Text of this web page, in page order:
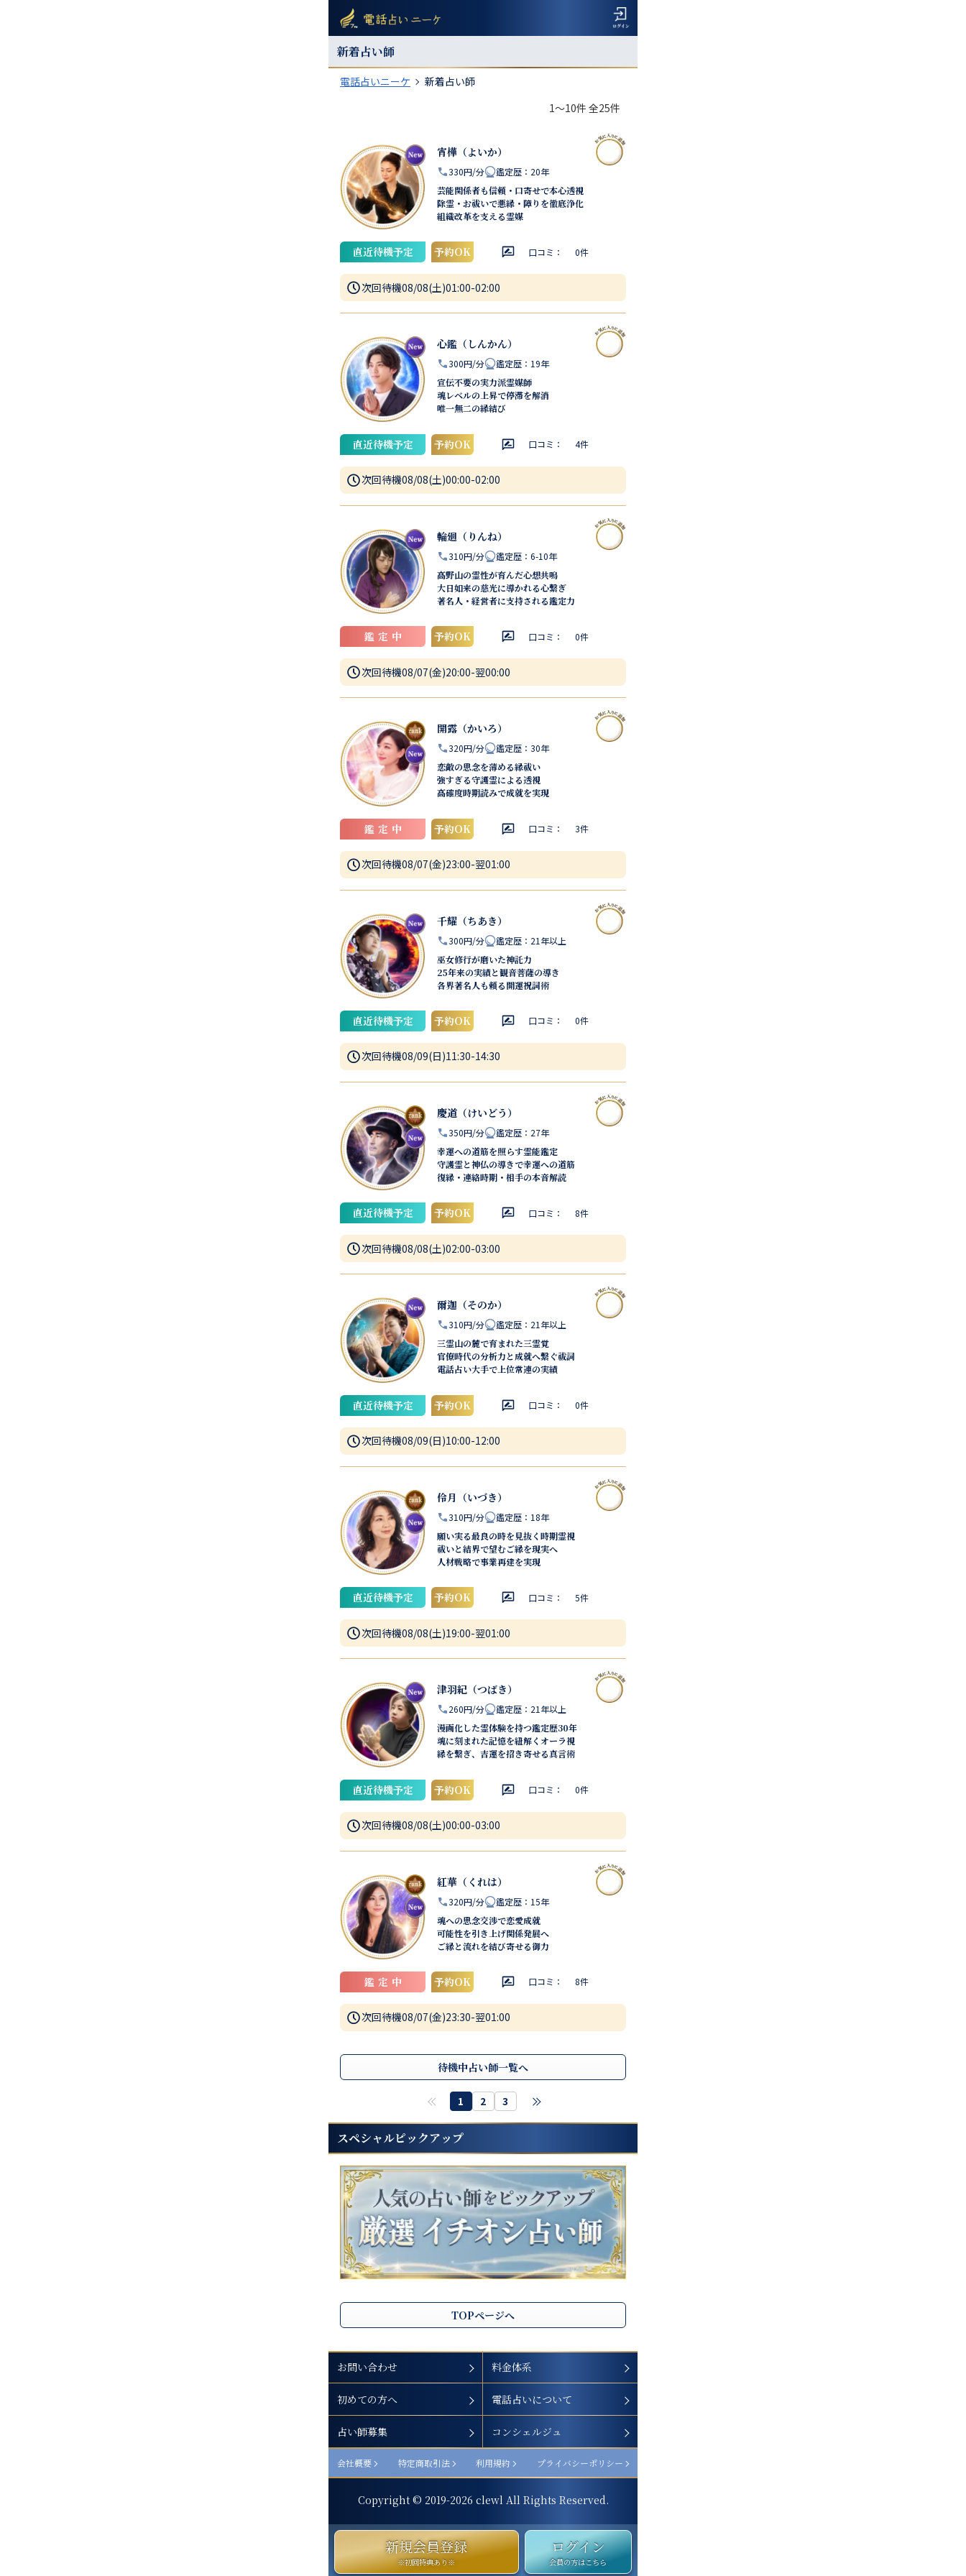
新着占い師
電話占いニーケ
新着占い師
1〜10件 全25件
宵樺（よいか）
330円/分 鑑定歴 ： 20年
芸能関係者も信頼・口寄せで本心透視
除霊・お祓いで悪縁・障りを徹底浄化
組織改革を支える霊媒
直近待機予定 予約OK 口コミ： 0件
次回待機08/08(土)01:00-02:00
心鑑（しんかん）
300円/分 鑑定歴 ： 19年
宣伝不要の実力派霊媒師
魂レベルの上昇で停滞を解消
唯一無二の縁結び
直近待機予定 予約OK 口コミ： 4件
次回待機08/08(土)00:00-02:00
輪廻（りんね）
310円/分 鑑定歴 ：6-10年
高野山の霊性が育んだ心想共鳴
大日如来の慈光に導かれる心繋ぎ
著名人・経営者に支持される鑑定力
鑑定中 予約OK 口コミ： 0件
次回待機08/07(金)20:00-翌00:00
開露（かいろ）
320円/分 鑑定歴 ：30年
恋敵の思念を薄める縁祓い
強すぎる守護霊による透視
高確度時期読みで成就を実現
鑑定中 予約OK 口コミ： 3件
次回待機08/07(金)23:00-翌01:00
千耀（ちあき）
300円/分 鑑定歴 ： 21年以上
巫女修行が磨いた神託力
25年来の実績と観音菩薩の導き
各界著名人も頼る開運祝詞術
直近待機予定 予約OK 口コミ： 0件
次回待機08/09(日)11:30-14:30
慶道（けいどう）
350円/分 鑑定歴 ： 27年
幸運への道筋を照らす霊能鑑定
守護霊と神仏の導きで幸運への道筋
復縁・連絡時期・相手の本音解読
直近待機予定 予約OK 口コミ： 8件
次回待機08/08(土)02:00-03:00
爾迦（そのか）
310円/分 鑑定歴 ： 21年以上
三霊山の麓で育まれた三霊覚
官僚時代の分析力と成就へ繋ぐ祓詞
電話占い大手で上位常連の実績
直近待機予定 予約OK 口コミ： 0件
次回待機08/09(日)10:00-12:00
伶月（いづき）
310円/分 鑑定歴 ： 18年
願い実る最良の時を見抜く時期霊視
祓いと結界で望むご縁を現実へ
人材戦略で事業再建を実現
直近待機予定 予約OK 口コミ： 5件
次回待機08/08(土)19:00-翌01:00
津羽紀（つばき）
260円/分 鑑定歴 ： 21年以上
漫画化した霊体験を持つ鑑定歴30年
魂に刻まれた記憶を紐解くオーラ視
縁を繋ぎ、吉運を招き寄せる真言術
直近待機予定 予約OK 口コミ： 0件
次回待機08/08(土)00:00-03:00
紅華（くれは）
320円/分 鑑定歴 ： 15年
魂への思念交渉で恋愛成就
可能性を引き上げ関係発展へ
ご縁と流れを結び寄せる御力
鑑定中 予約OK 口コミ： 8件
次回待機08/07(金)23:30-翌01:00
待機中占い師一覧へ
1 2 3
スペシャルピックアップ
TOPページへ
お問い合わせ 料金体系
初めての方へ 電話占いについて
占い師募集 コンシェルジュ
会社概要 特定商取引法 利用規約 プライバシーポリシー
Copyright © 2019-2026 clewl All Rights Reserved.
新規会員登録
※初回特典あり※
ログイン
会員の方はこちら